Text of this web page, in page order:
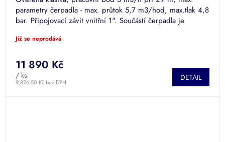
parametry čerpadla - max. průtok 5,7 m3/hod, max.tlak 4,8
bar. Připojovací závit vnitřní 1". Součástí čerpadla je
Již se neprodává
9 826,50 Kč bez DPH
11 890 Kč
/ ks DETAIL